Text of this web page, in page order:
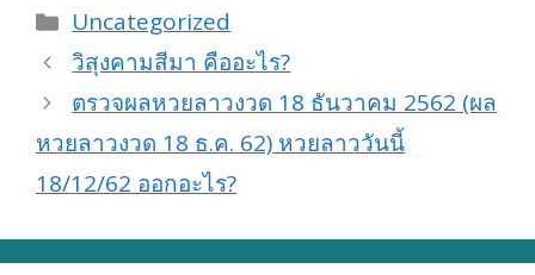
Categories
Uncategorized
วิสุงคามสีมา คืออะไร?
ตรวจผลหวยลาวงวด 18 ธันวาคม 2562 (ผล
หวยลาวงวด 18 ธ.ค. 62) หวยลาววันนี้
18/12/62 ออกอะไร?